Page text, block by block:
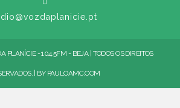
PLANÍCIE - 104.5FM - BEJA | TODOS OS DIREITOS
| BY PAULOAMC.COM